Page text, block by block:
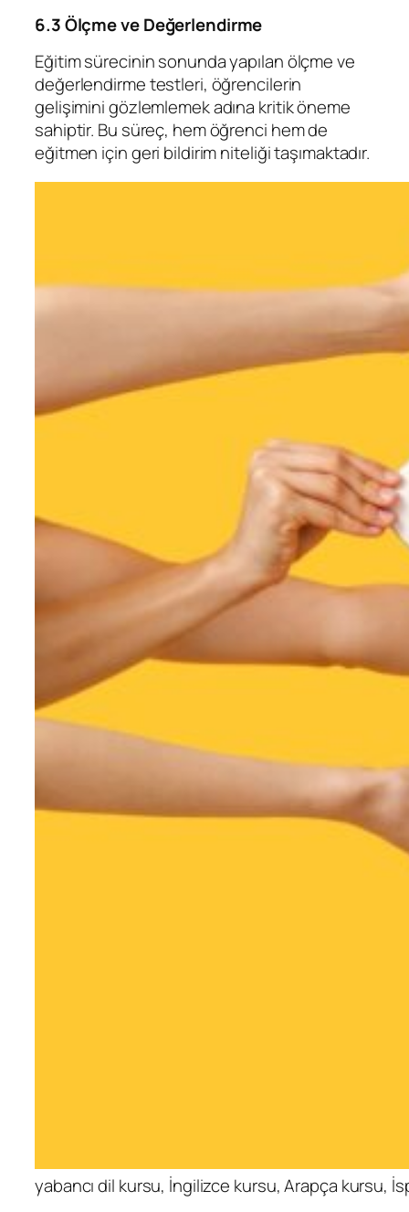
6.3 Ölçme ve Değerlendirme
Eğitim sürecinin sonunda yapılan ölçme ve
değerlendirme testleri, öğrencilerin
gelişimini gözlemlemek adına kritik öneme
sahiptir. Bu süreç, hem öğrenci hem de
eğitmen için geri bildirim niteliği taşımaktadır.
yabancı dil kursu, İngilizce kursu, Arapça kursu,